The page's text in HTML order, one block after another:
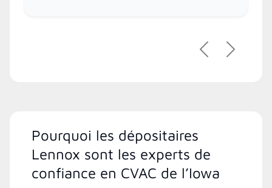
PrécédentSuivant
Pourquoi les dépositaires
Lennox sont les experts de
confiance en CVAC de l’Iowa